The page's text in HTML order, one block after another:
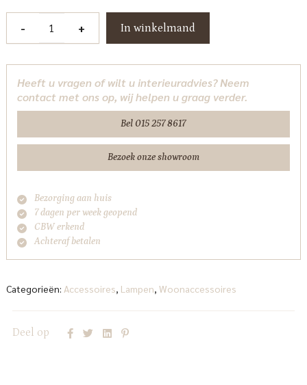
-
hanglamp
ZTAHL
aantal
+ In winkelmand
Heeft u vragen of wilt u interieuradvies? Neem
contact met ons op, wij helpen u graag verder.
Bel 015 257 8617
Bezoek onze showroom
Bezorging aan huis
7 dagen per week geopend
CBW erkend
Achteraf betalen
Categorieën: Accessoires Lampen Woonaccessoires
Deel op